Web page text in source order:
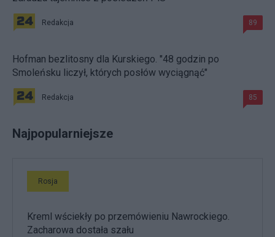
Redakcja 89
Hofman bezlitosny dla Kurskiego. "48 godzin po
Smoleńsku liczył, których posłów wyciągnąć"
Redakcja 85
Najpopularniejsze
Rosja
Kreml wściekły po przemówieniu Nawrockiego.
Zacharowa dostała szału